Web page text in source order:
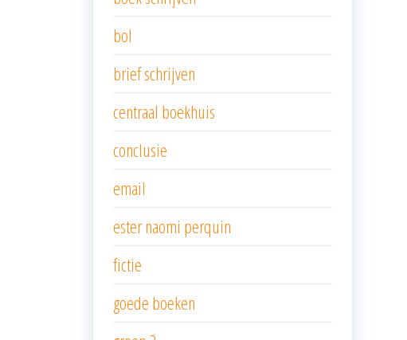
bol
brief schrijven
centraal boekhuis
conclusie
email
ester naomi perquin
fictie
goede boeken